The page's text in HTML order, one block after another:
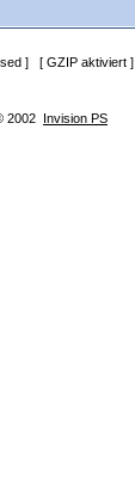
] [ GZIP aktiviert ]
2002 Invision PS